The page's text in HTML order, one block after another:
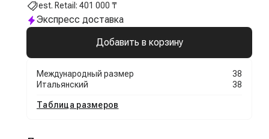
est. Retail: 401 000 ₸
Экспресс доставка
Добавить в корзину
Международный размер
38
Итальянский
38
Таблица размеров